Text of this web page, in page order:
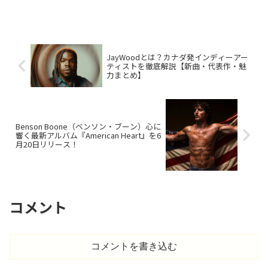
JayWoodとは？カナダ発インディーアー
ティストを徹底解説【新曲・代表作・魅
力まとめ】
Benson Boone（ベンソン・ブーン）心に
響く最新アルバム『American Heart』を6
月20日リリース！
コメント
コメントを書き込む